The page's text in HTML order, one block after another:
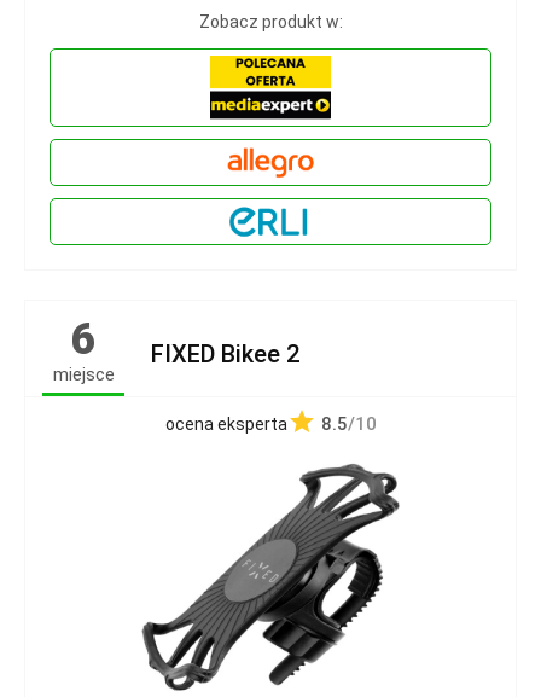
Zobacz produkt w:
6
miejsce
FIXED Bikee 2
ocena eksperta 8.5/10